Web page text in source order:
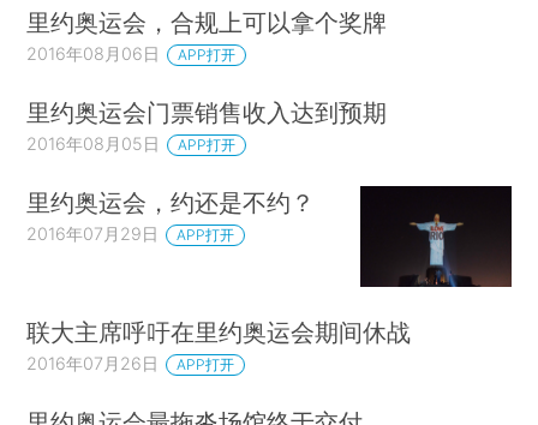
里约奥运会，合规上可以拿个奖牌
2016年08月06日 APP打开
里约奥运会门票销售收入达到预期
2016年08月05日 APP打开
里约奥运会，约还是不约？
2016年07月29日 APP打开
联大主席呼吁在里约奥运会期间休战
2016年07月26日 APP打开